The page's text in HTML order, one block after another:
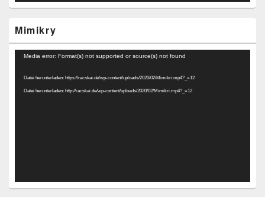
Mimikry
Video-
Media error: Format(s) not supported or source(s) not found
Datei herunterladen: https://racskai.de/wp-content/uploads/2020/02/Mimikri.mp4?_=12
Datei herunterladen: http://racskai.de/wp-content/uploads/2020/02/Mimikri.mp4?_=12